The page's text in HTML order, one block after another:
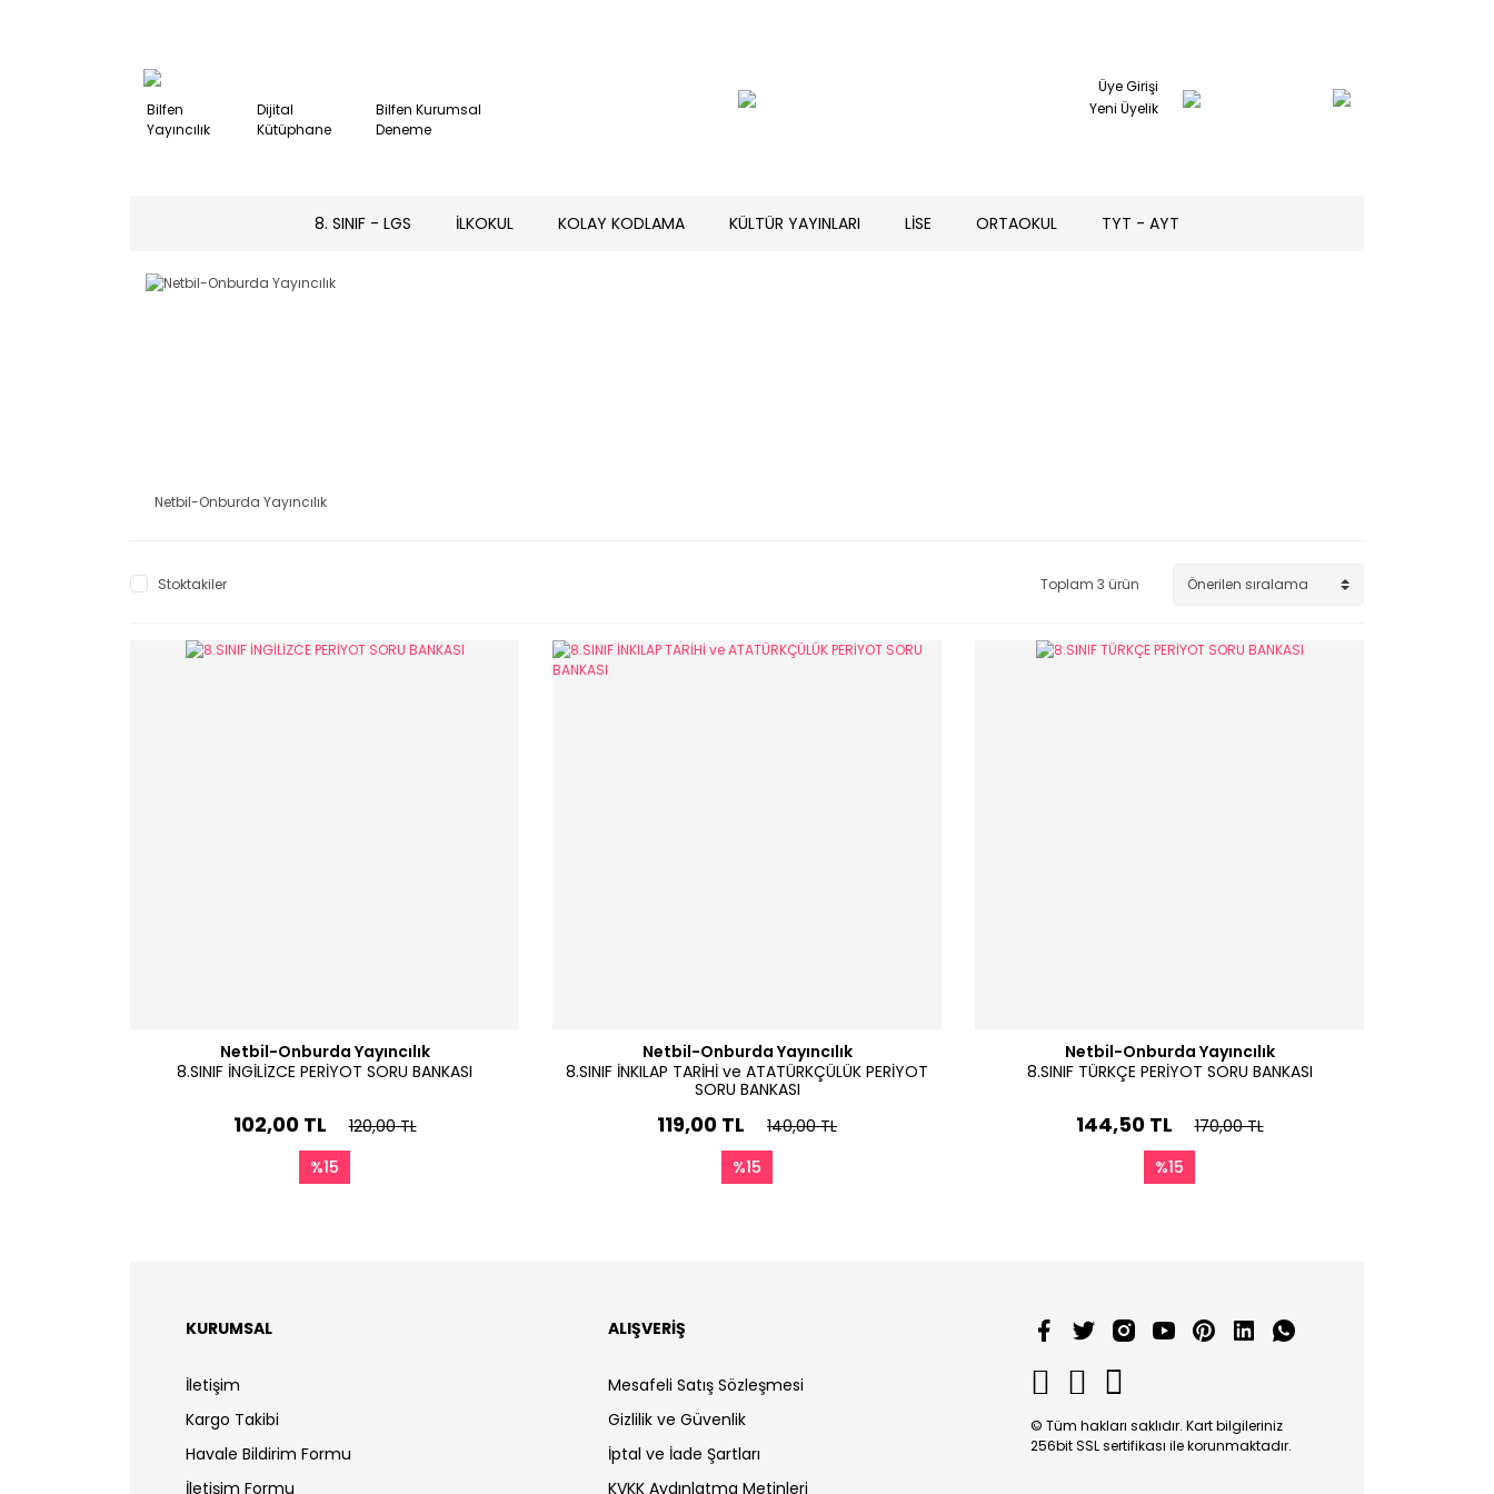
Bilfen
Yayıncılık
Dijital
Kütüphane
Bilfen Kurumsal
Deneme
Üye Girişi
Yeni Üyelik
8. SINIF - LGS İLKOKUL KOLAY KODLAMA KÜLTÜR YAYINLARI LİSE ORTAOKUL TYT - AYT
Netbil-Onburda Yayıncılık
Stoktakiler Toplam 3 ürün
Netbil-Onburda Yayıncılık
8.SINIF İNGİLİZCE PERİYOT SORU BANKASI
102,00 TL
120,00 TL
%15
Netbil-Onburda Yayıncılık
8.SINIF İNKILAP TARİHİ ve ATATÜRKÇÜLÜK PERİYOT
SORU BANKASI
119,00 TL
140,00 TL
%15
Netbil-Onburda Yayıncılık
8.SINIF TÜRKÇE PERİYOT SORU BANKASI
144,50 TL
170,00 TL
%15
KURUMSAL
İletişim
Kargo Takibi
Havale Bildirim Formu
İletişim Formu
ALIŞVERİŞ
Mesafeli Satış Sözleşmesi
Gizlilik ve Güvenlik
İptal ve İade Şartları
KVKK Aydınlatma Metinleri
© Tüm hakları saklıdır. Kart bilgileriniz
256bit SSL sertifikası ile korunmaktadır.